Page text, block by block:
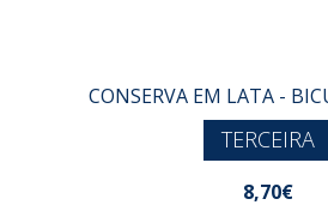
CONSERVA EM LATA -
TERCEIRA
8,70€